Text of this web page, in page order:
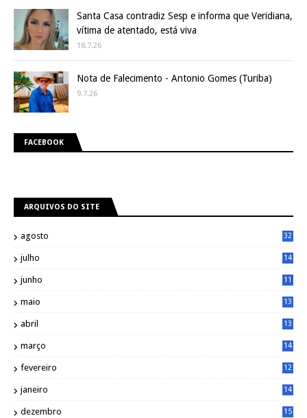
Santa Casa contradiz Sesp e informa que Veridiana,
vítima de atentado, está viva
18.7.26
Nota de Falecimento - Antonio Gomes (Turiba)
9.7.26
FACEBOOK
ARQUIVOS DO SITE
agosto 32
julho
14
junho
11
maio
13
abril
13
março
14
fevereiro
12
janeiro
14
dezembro
15